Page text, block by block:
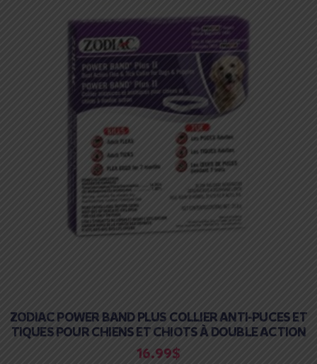
ZODIAC POWER BAND PLUS COLLIER ANTI-PUCES ET
TIQUES POUR CHIENS ET CHIOTS À DOUBLE ACTION
16.99$